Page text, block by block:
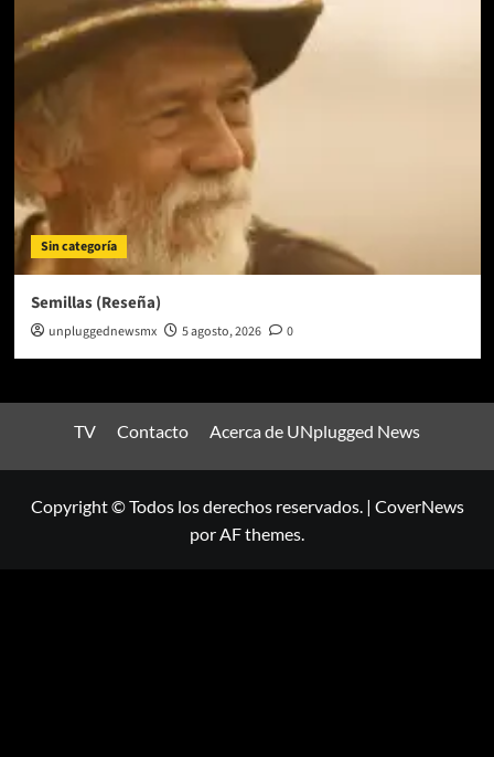
Sin categoría
Semillas (Reseña)
unpluggednewsmx 5 agosto, 2026 0
TV Contacto Acerca de UNplugged News
Copyright © Todos los derechos reservados. | CoverNews
por AF themes.